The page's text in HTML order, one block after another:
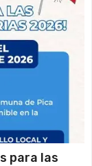
para las